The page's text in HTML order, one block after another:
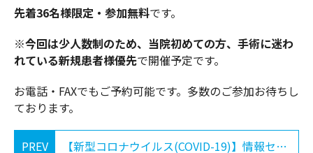
先着36名様限定・参加無料です。
※今回は少人数制のため、当院初めての方、手術に迷わ
れている新規患者様優先で開催予定です。
お電話・FAXでもご予約可能です。多数のご参加お待ちし
ております。
PREV 【新型コロナウイルス(COVID-19)】情報センターより